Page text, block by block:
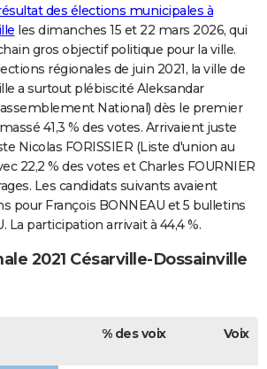
des élections municipales à
les dimanches 15 et 22 mars 2026, qui
gros objectif politique pour la ville.
régionales de juin 2021, la ville de
a surtout plébiscité Aleksandar
National) dès le premier
41,3 % des votes. Arrivaient juste
Nicolas FORISSIER (Liste d'union au
22,2 % des votes et Charles FOURNIER
Les candidats suivants avaient
pour François BONNEAU et 5 bulletins
La participation arrivait à 44,4 %.
2021 Césarville-Dossainville
% des voix Voix